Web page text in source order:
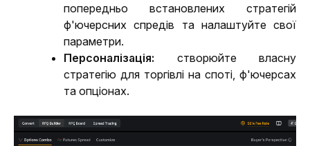
попередньо встановлених стратегій
ф'ючерсних спредів та налаштуйте свої
параметри.
Персоналізація: створюйте власну
стратегію для торгівлі на споті, ф'ючерсах
та опціонах.